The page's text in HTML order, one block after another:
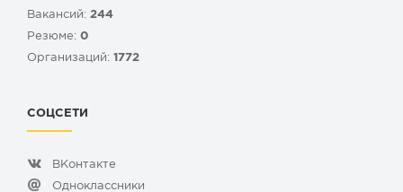
Вакансий: 244
Резюме: 0
Организаций: 1772
СОЦСЕТИ
ВКонтакте
Одноклассники